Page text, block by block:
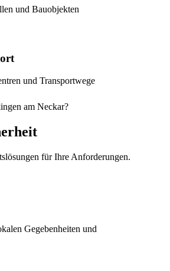
und Bauobjekten
und Transportwege
am Neckar?
für Ihre Anforderungen.
Gegebenheiten und